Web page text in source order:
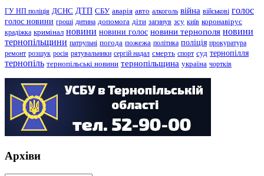
ГУ НП поліція ДСНС ДТП СБУ аварія авто алкоголь війна військові голос
голос новини гроші дитина допомога діти загинув зсу київ коронавірус
крадіжка кримінал новини новини голос новини тернополя новини
тернопільщини патрульні погода пожежа політика поліція прокуратура
ремонт розшук росія рятувальники сергій надал смерть спорт суд тернопілля
тернопіль тернопільські новини тернопільщина україна чортків
Архіви